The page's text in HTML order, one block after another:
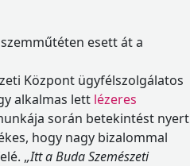
esett át a
Központ ügyfélszolgálatos
alkalmas lett lézeres
során betekintést nyert
hogy nagy bizalommal
,,Itt a Buda Szemészeti